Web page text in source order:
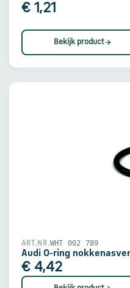
€ 1,21
Bekijk product
ART.NR.WHT 002 789
Audi O-ring
€ 4,42